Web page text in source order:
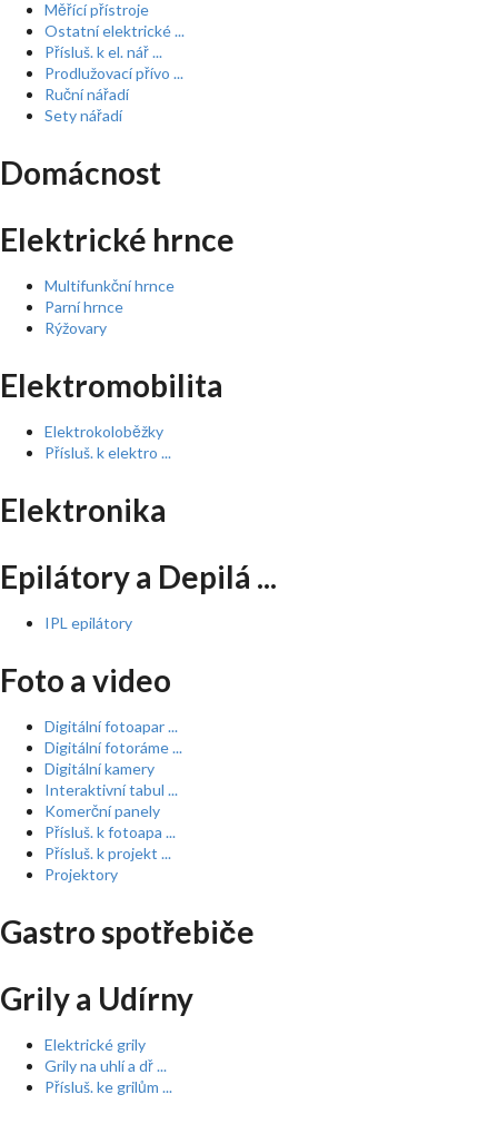
Měřící přístroje
Ostatní elektrické ...
Přísluš. k el. nář ...
Prodlužovací přívo ...
Ruční nářadí
Sety nářadí
Domácnost
Elektrické hrnce
Multifunkční hrnce
Parní hrnce
Rýžovary
Elektromobilita
Elektrokoloběžky
Přísluš. k elektro ...
Elektronika
Epilátory a Depilá ...
IPL epilátory
Foto a video
Digitální fotoapar ...
Digitální fotoráme ...
Digitální kamery
Interaktivní tabul ...
Komerční panely
Přísluš. k fotoapa ...
Přísluš. k projekt ...
Projektory
Gastro spotřebiče
Grily a Udírny
Elektrické grily
Grily na uhlí a dř ...
Přísluš. ke grilům ...